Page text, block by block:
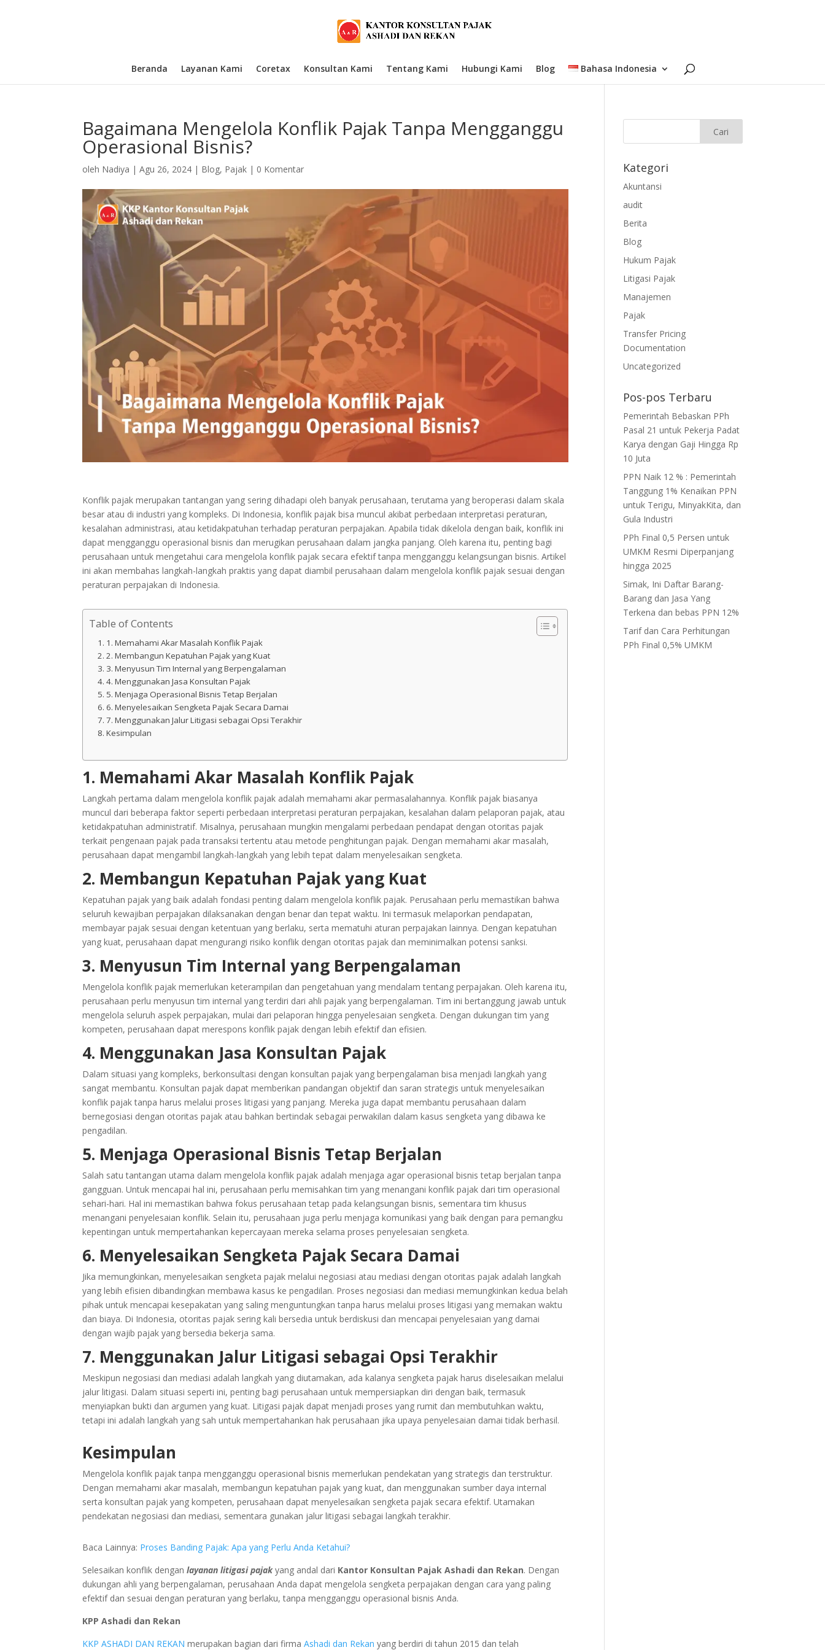
Beranda Layanan Kami Coretax Konsultan Kami Tentang Kami Hubungi Kami Blog Bahasa Indonesia
Bagaimana Mengelola Konflik Pajak Tanpa Mengganggu
Operasional Bisnis?
oleh Nadiya |Agu 26, 2024 | Blog, Pajak | 0 Komentar
Konflik pajak merupakan tantangan yang sering dihadapi oleh banyak perusahaan, terutama yang beroperasi dalam skala
besar atau di industri yang kompleks. Di Indonesia, konflik pajak bisa muncul akibat perbedaan interpretasi peraturan,
kesalahan administrasi, atau ketidakpatuhan terhadap peraturan perpajakan. Apabila tidak dikelola dengan baik, konflik ini
dapat mengganggu operasional bisnis dan merugikan perusahaan dalam jangka panjang. Oleh karena itu, penting bagi
perusahaan untuk mengetahui cara mengelola konflik pajak secara efektif tanpa mengganggu kelangsungan bisnis. Artikel
ini akan membahas langkah-langkah praktis yang dapat diambil perusahaan dalam mengelola konflik pajak sesuai dengan
peraturan perpajakan di Indonesia.
Table of Contents
1. Memahami Akar Masalah Konflik Pajak
2. Membangun Kepatuhan Pajak yang Kuat
3. Menyusun Tim Internal yang Berpengalaman
4. Menggunakan Jasa Konsultan Pajak
5. Menjaga Operasional Bisnis Tetap Berjalan
6. Menyelesaikan Sengketa Pajak Secara Damai
7. Menggunakan Jalur Litigasi sebagai Opsi Terakhir
Kesimpulan
1. Memahami Akar Masalah Konflik Pajak
Langkah pertama dalam mengelola konflik pajak adalah memahami akar permasalahannya. Konflik pajak biasanya
muncul dari beberapa faktor seperti perbedaan interpretasi peraturan perpajakan, kesalahan dalam pelaporan pajak, atau
ketidakpatuhan administratif. Misalnya, perusahaan mungkin mengalami perbedaan pendapat dengan otoritas pajak
terkait pengenaan pajak pada transaksi tertentu atau metode penghitungan pajak. Dengan memahami akar masalah,
perusahaan dapat mengambil langkah-langkah yang lebih tepat dalam menyelesaikan sengketa.
2. Membangun Kepatuhan Pajak yang Kuat
Kepatuhan pajak yang baik adalah fondasi penting dalam mengelola konflik pajak. Perusahaan perlu memastikan bahwa
seluruh kewajiban perpajakan dilaksanakan dengan benar dan tepat waktu. Ini termasuk melaporkan pendapatan,
membayar pajak sesuai dengan ketentuan yang berlaku, serta mematuhi aturan perpajakan lainnya. Dengan kepatuhan
yang kuat, perusahaan dapat mengurangi risiko konflik dengan otoritas pajak dan meminimalkan potensi sanksi.
3. Menyusun Tim Internal yang Berpengalaman
Mengelola konflik pajak memerlukan keterampilan dan pengetahuan yang mendalam tentang perpajakan. Oleh karena itu,
perusahaan perlu menyusun tim internal yang terdiri dari ahli pajak yang berpengalaman. Tim ini bertanggung jawab untuk
mengelola seluruh aspek perpajakan, mulai dari pelaporan hingga penyelesaian sengketa. Dengan dukungan tim yang
kompeten, perusahaan dapat merespons konflik pajak dengan lebih efektif dan efisien.
4. Menggunakan Jasa Konsultan Pajak
Dalam situasi yang kompleks, berkonsultasi dengan konsultan pajak yang berpengalaman bisa menjadi langkah yang
sangat membantu. Konsultan pajak dapat memberikan pandangan objektif dan saran strategis untuk menyelesaikan
konflik pajak tanpa harus melalui proses litigasi yang panjang. Mereka juga dapat membantu perusahaan dalam
bernegosiasi dengan otoritas pajak atau bahkan bertindak sebagai perwakilan dalam kasus sengketa yang dibawa ke
pengadilan.
5. Menjaga Operasional Bisnis Tetap Berjalan
Salah satu tantangan utama dalam mengelola konflik pajak adalah menjaga agar operasional bisnis tetap berjalan tanpa
gangguan. Untuk mencapai hal ini, perusahaan perlu memisahkan tim yang menangani konflik pajak dari tim operasional
sehari-hari. Hal ini memastikan bahwa fokus perusahaan tetap pada kelangsungan bisnis, sementara tim khusus
menangani penyelesaian konflik. Selain itu, perusahaan juga perlu menjaga komunikasi yang baik dengan para pemangku
kepentingan untuk mempertahankan kepercayaan mereka selama proses penyelesaian sengketa.
6. Menyelesaikan Sengketa Pajak Secara Damai
Jika memungkinkan, menyelesaikan sengketa pajak melalui negosiasi atau mediasi dengan otoritas pajak adalah langkah
yang lebih efisien dibandingkan membawa kasus ke pengadilan. Proses negosiasi dan mediasi memungkinkan kedua belah
pihak untuk mencapai kesepakatan yang saling menguntungkan tanpa harus melalui proses litigasi yang memakan waktu
dan biaya. Di Indonesia, otoritas pajak sering kali bersedia untuk berdiskusi dan mencapai penyelesaian yang damai
dengan wajib pajak yang bersedia bekerja sama.
7. Menggunakan Jalur Litigasi sebagai Opsi Terakhir
Meskipun negosiasi dan mediasi adalah langkah yang diutamakan, ada kalanya sengketa pajak harus diselesaikan melalui
jalur litigasi. Dalam situasi seperti ini, penting bagi perusahaan untuk mempersiapkan diri dengan baik, termasuk
menyiapkan bukti dan argumen yang kuat. Litigasi pajak dapat menjadi proses yang rumit dan membutuhkan waktu,
tetapi ini adalah langkah yang sah untuk mempertahankan hak perusahaan jika upaya penyelesaian damai tidak berhasil.
Kesimpulan
Mengelola konflik pajak tanpa mengganggu operasional bisnis memerlukan pendekatan yang strategis dan terstruktur.
Dengan memahami akar masalah, membangun kepatuhan pajak yang kuat, dan menggunakan sumber daya internal
serta konsultan pajak yang kompeten, perusahaan dapat menyelesaikan sengketa pajak secara efektif. Utamakan
pendekatan negosiasi dan mediasi, sementara gunakan jalur litigasi sebagai langkah terakhir.
Baca Lainnya: Proses Banding Pajak: Apa yang Perlu Anda Ketahui?
Selesaikan konflik denganlayanan litigasi pajakyang andal dari Kantor Konsultan Pajak Ashadi dan Rekan. Dengan
dukungan ahli yang berpengalaman, perusahaan Anda dapat mengelola sengketa perpajakan dengan cara yang paling
efektif dan sesuai dengan peraturan yang berlaku, tanpa mengganggu operasional bisnis Anda.
KPP Ashadi dan Rekan
KKP ASHADI DAN REKAN merupakan bagian dari firmaAshadi dan Rekan yang berdiri di tahun 2015 dan telah
Kategori
Akuntansi
audit
Berita
Blog
Hukum Pajak
Litigasi Pajak
Manajemen
Pajak
Transfer Pricing
Documentation
Uncategorized
Pos-pos Terbaru
Pemerintah Bebaskan PPh
Pasal 21 untuk Pekerja Padat
Karya dengan Gaji Hingga Rp
10 Juta
PPN Naik 12 % : Pemerintah
Tanggung 1% Kenaikan PPN
untuk Terigu, MinyakKita, dan
Gula Industri
PPh Final 0,5 Persen untuk
UMKM Resmi Diperpanjang
hingga 2025
Simak, Ini Daftar Barang-
Barang dan Jasa Yang
Terkena dan bebas PPN 12%
Tarif dan Cara Perhitungan
PPh Final 0,5% UMKM